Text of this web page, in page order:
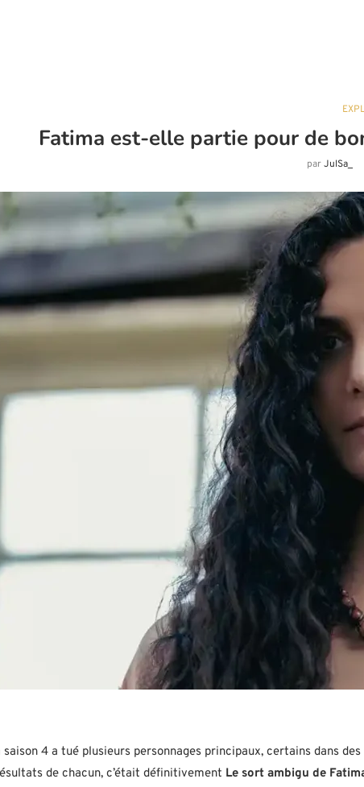
Fatima est-elle partie pour de
parJulSa_
saison 4 a tué plusieurs personnages principaux, certains dans
de chacun, c’était définitivement Le sort ambigu de